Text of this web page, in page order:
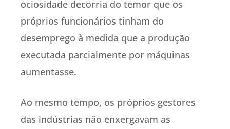
ociosidade decorria do temor que os
próprios funcionários tinham do
desemprego à medida que a produção
executada parcialmente por máquinas
aumentasse.
Ao mesmo tempo, os próprios gestores
das indústrias não enxergavam as